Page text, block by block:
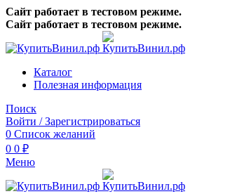
Сайт работает в тестовом режиме.
Сайт работает в тестовом режиме.
Каталог
Полезная информация
Поиск
Войти / Зарегистрироваться
0 Список желаний
0 0 ₽
Меню